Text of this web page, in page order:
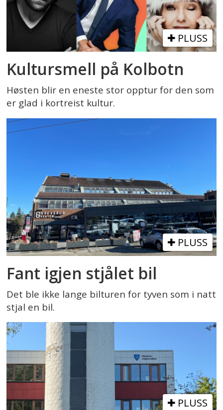
PLUSS
Kultursmell på Kolbotn
Høsten blir en eneste stor opptur for den som
er glad i kortreist kultur.
PLUSS
Fant igjen stjålet bil
Det ble ikke lange bilturen for tyven som i natt
stjal en bil.
PLUSS